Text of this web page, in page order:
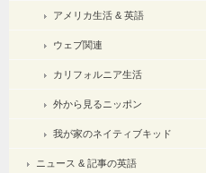
アメリカ生活 & 英語
ウェブ関連
カリフォルニア生活
外から見るニッポン
我が家のネイティブキッド
ニュース & 記事の英語